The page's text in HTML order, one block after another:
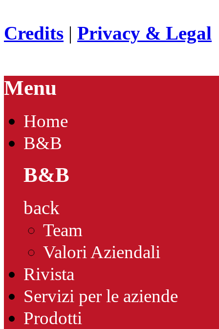
Credits | Privacy & Legal
Menu
Home
B&B
B&B
back
Team
Valori Aziendali
Rivista
Servizi per le aziende
Prodotti